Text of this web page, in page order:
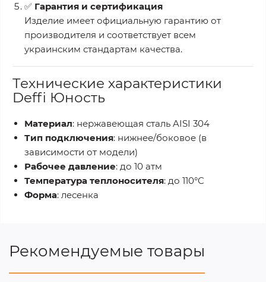
✅ Гарантия и сертификация
Изделие имеет официальную гарантию от
производителя и соответствует всем
украинским стандартам качества.
Технические характеристики
Deffi Юность
Материал: нержавеющая сталь AISI 304
Тип подключения: нижнее/боковое (в
зависимости от модели)
Рабочее давление: до 10 атм
Температура теплоносителя: до 110°C
Форма: лесенка
Рекомендуемые товары